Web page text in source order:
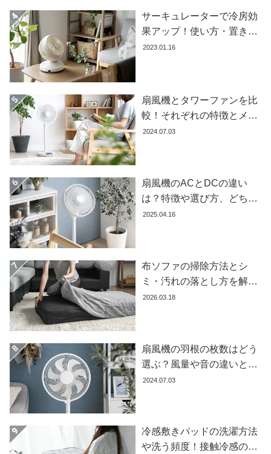
か
探
す
ピ
グ
イ
ド
お
支
払
い
に
つ
い
て
配
送
料
に
つ
サーキュレーターで冷房効
果アップ！使い方・置き場
所・風向きを徹底解説
2023.01.16
扇風機とタワーファンを比
較！それぞれの特徴とメリ
ット・デメリットを解説し
2024.07.03
扇風機のACとDCの違い
は？特徴や選び方、どちら
が良いかを徹底解説【おす
2025.04.16
布ソファの掃除方法とシ
ミ・汚れの落とし方を解説
【自分でできる】
2026.03.18
扇風機の羽根の枚数はどう
選ぶ？風量や音の違いとお
すすめ商品7選
2024.07.03
冷感敷きパッドの洗濯方法
や洗う頻度！接触冷感の効